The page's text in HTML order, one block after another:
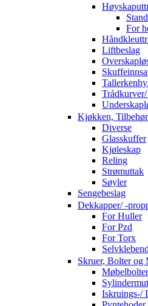
For
Liftbeslag
Kjøkken, Tilbehør
Diverse
Glasskuffer
Kjøleskap
Reling
Strømuttak
Søyler
Sengebeslag
Dekkapper/ -
For Huller
For Pzd
For Torx
Skruer, Bolter og
Møbelbolter
Iskruings-/